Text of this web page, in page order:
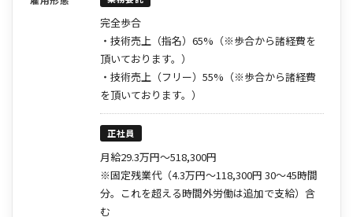
完全歩合
・技術売上（指名）65%（※歩合から諸経費を
頂いております。）
・技術売上（フリー）55%（※歩合から諸経費
を頂いております。）
正社員
月給29.3万円～518,300円
※固定残業代（4.3万円～118,300円 30～45時間
分。これを超える時間外労働は追加で支給）含
む